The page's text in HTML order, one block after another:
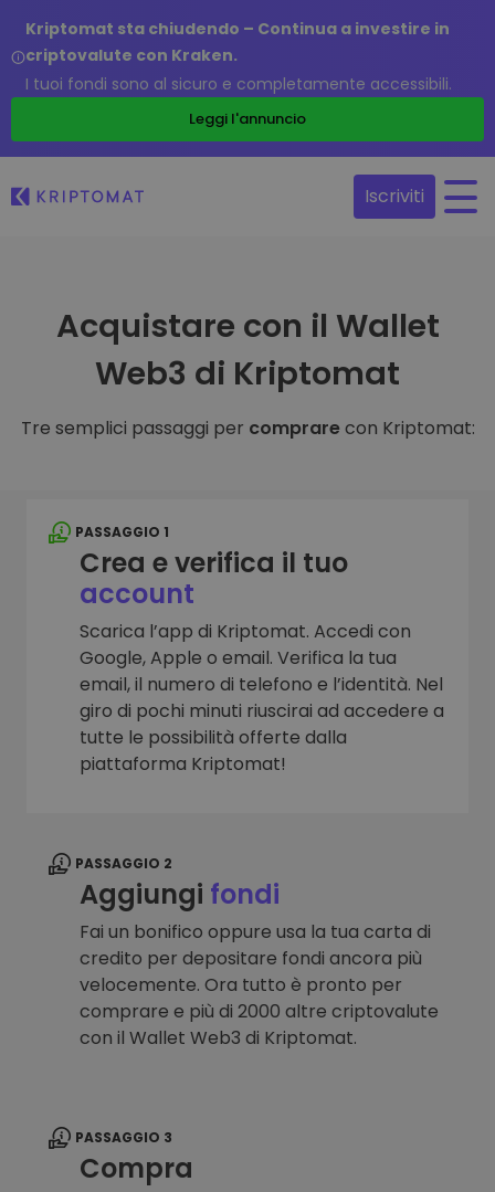
Kriptomat sta chiudendo – Continua a investire in
criptovalute con Kraken.
I tuoi fondi sono al sicuro e completamente accessibili.
Leggi l'annuncio
Iscriviti
Acquistare con il Wallet
Web3 di Kriptomat
Tre semplici passaggi per comprarecon Kriptomat:
PASSAGGIO 1
Crea e verifica il tuo
account
Scarica l’app di Kriptomat. Accedi con
Google, Apple o email. Verifica la tua
email, il numero di telefono e l’identità. Nel
giro di pochi minuti riuscirai ad accedere a
tutte le possibilità offerte dalla
piattaforma Kriptomat!
PASSAGGIO 2
Aggiungi fondi
Fai un bonifico oppure usa la tua carta di
credito per depositare fondi ancora più
velocemente. Ora tutto è pronto per
comprare e più di 2000 altre criptovalute
con il Wallet Web3 di Kriptomat.
PASSAGGIO 3
Compra